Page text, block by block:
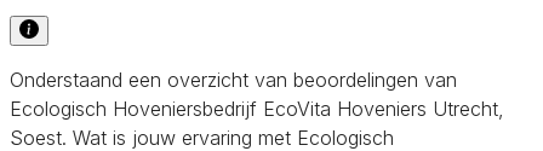
Onderstaand een overzicht van beoordelingen van
Ecologisch Hoveniersbedrijf EcoVita Hoveniers Utrecht,
Soest. Wat is jouw ervaring met Ecologisch